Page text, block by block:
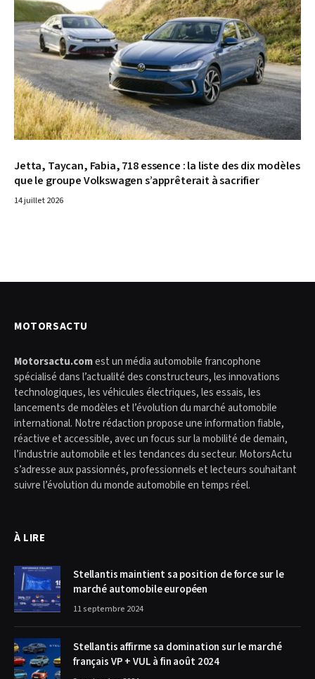
Jetta, Taycan, Fabia, 718 essence : la liste des dix modèles
que le groupe Volkswagen s’apprêterait à sacrifier
14 juillet 2026
MOTORSACTU
Motorsactu.comest un média automobile francophone
spécialisé dans l’actualité des constructeurs, les innovations
technologiques, les véhicules électriques, les essais, les
lancements de modèles et l’évolution du marché automobile
international. Notre rédaction propose une information fiable,
réactive et accessible, avec un focus sur la mobilité de demain,
l’industrie automobile et les tendances du secteur. MotorsActu
s’adresse aux passionnés, professionnels et lecteurs souhaitant
suivre l’évolution du monde automobile en temps réel.
À LIRE
Stellantis maintient sa position de force sur le
marché automobile européen
11 septembre 2024
Stellantis affirme sa domination sur le marché
français VP + VUL à fin août 2024